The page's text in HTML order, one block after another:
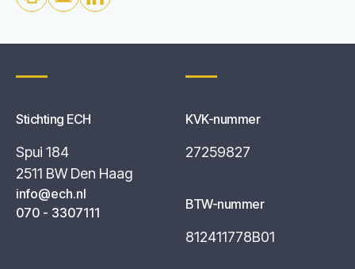
Stichting ECH
Spui 184
2511 BW Den Haag
info@ech.nl
070 - 3307111
KVK-nummer
27259827
BTW-nummer
812411778B01